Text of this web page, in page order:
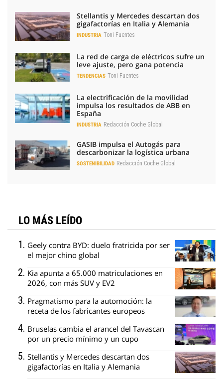
Stellantis y Mercedes descartan dos
gigafactorías en Italia y Alemania
INDUSTRIA Toni Fuentes
La red de carga de eléctricos sufre un
leve ajuste, pero gana potencia
TENDENCIAS Toni Fuentes
La electrificación de la movilidad
impulsa los resultados de ABB en
España
INDUSTRIA Redacción Coche Global
GASIB impulsa el Autogás para
descarbonizar la logística urbana
SOSTENIBILIDAD Redacción Coche Global
LO MÁS LEÍDO
Geely contra BYD: duelo fratricida por ser
el mejor chino global
Kia apunta a 65.000 matriculaciones en
2026, con más SUV y EV2
Pragmatismo para la automoción: la
receta de los fabricantes europeos
Bruselas cambia el arancel del Tavascan
por un precio mínimo y un cupo
Stellantis y Mercedes descartan dos
gigafactorías en Italia y Alemania